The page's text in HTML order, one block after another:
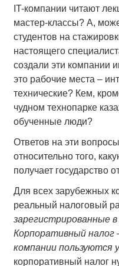
IT-компании читают
мастер-классы? А,
студентов на
настоящего
создали эти компании
это рабочие места –
технические? Кем,
чудном технопарке
обученные люди?
Ответов на эти
относительно того,
получает государство
Для всех зарубежных
реальный налоговый
зарегистрированные
Корпоративный налог
компании пользуются
корпоративный налог